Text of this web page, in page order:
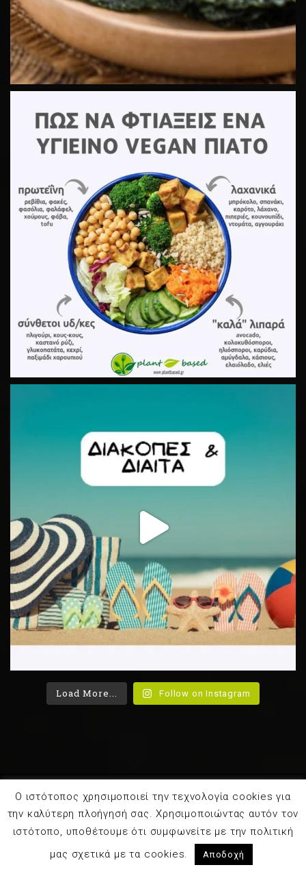
Load More... Follow on Instagram
©2022 plantbased.gr. All Rights Reserved.Διαιτολόγος
- Διατροφολόγος
Logo Design:Xristos Mantzieris
Ο ιστότοπος χρησιμοποιεί την τεχνολογία cookies για
την καλύτερη πλοήγησή σας. Χρησιμοποιώντας αυτόν τον
ιστότοπο, υποθέτουμε ότι συμφωνείτε με την πολιτική
μας σχετικά με τα cookies.
Αποδοχή